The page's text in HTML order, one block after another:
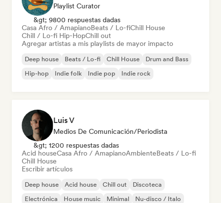
Playlist Curator
&gt; 9800 respuestas dadas
Casa Afro / AmapianoBeats / Lo-fiChill House
Chill / Lo-fi Hip-HopChill out
Agregar artistas a mis playlists de mayor impacto
Deep house Beats / Lo-fi Chill House
Drum and Bass
Hip-hop
Indie folk Indie pop Indie rock
Luis V
Medios De Comunicación/Periodista
&gt; 1200 respuestas dadas
Acid houseCasa Afro / AmapianoAmbienteBeats / Lo-fi
Chill House
Escribir artículos
Deep house Acid house Chill out
Discoteca
Electrónica
House music Minimal Nu-disco / Italo